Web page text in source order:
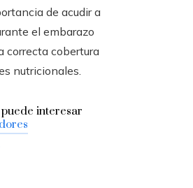
de acudir a
el embarazo
correcta cobertura
nutricionales.
interesar